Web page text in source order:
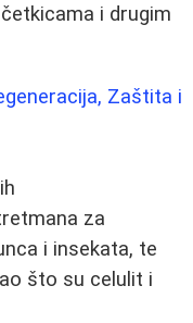
i drugim
Zaštita i
za
i insekata, te
što su celulit i